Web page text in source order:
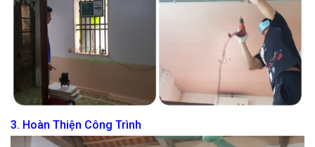
3. Hoàn Thiện Công Trình